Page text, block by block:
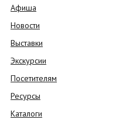
Афиша
Новости
Выставки
Экскурсии
Посетителям
Ресурсы
Каталоги